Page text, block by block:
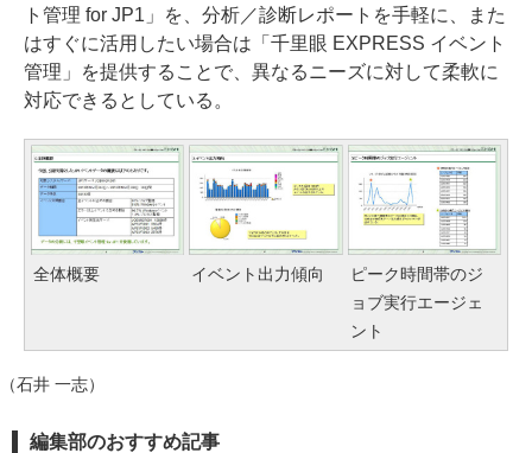
ト管理 for JP1」を、分析／診断レポートを手軽に、また
はすぐに活用したい場合は「千里眼 EXPRESS イベント
管理」を提供することで、異なるニーズに対して柔軟に
対応できるとしている。
全体概要 イベント出力傾向
ピーク時間帯のジ
ョブ実行エージェ
ント
（石井 一志）
編集部のおすすめ記事